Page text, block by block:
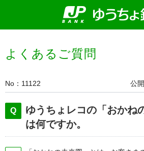
よくあるご質問
No 11122 公
ゆうちょレコの「おかね
は何ですか。